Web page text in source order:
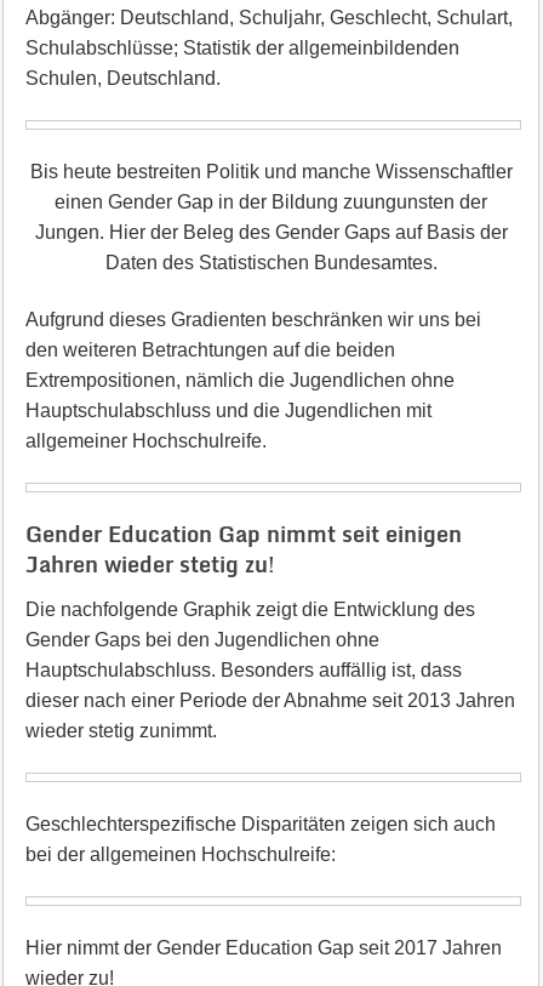
Abgänger: Deutschland, Schuljahr, Geschlecht, Schulart,
Schulabschlüsse; Statistik der allgemeinbildenden
Schulen, Deutschland.
Bis heute bestreiten Politik und manche Wissenschaftler
einen Gender Gap in der Bildung zuungunsten der
Jungen. Hier der Beleg des Gender Gaps auf Basis der
Daten des Statistischen Bundesamtes.
Aufgrund dieses Gradienten beschränken wir uns bei
den weiteren Betrachtungen auf die beiden
Extrempositionen, nämlich die Jugendlichen ohne
Hauptschulabschluss und die Jugendlichen mit
allgemeiner Hochschulreife.
Gender Education Gap nimmt seit einigen
Jahren wieder stetig zu!
Die nachfolgende Graphik zeigt die Entwicklung des
Gender Gaps bei den Jugendlichen ohne
Hauptschulabschluss. Besonders auffällig ist, dass
dieser nach einer Periode der Abnahme seit 2013 Jahren
wieder stetig zunimmt.
Geschlechterspezifische Disparitäten zeigen sich auch
bei der allgemeinen Hochschulreife:
Hier nimmt der Gender Education Gap seit 2017 Jahren
wieder zu!